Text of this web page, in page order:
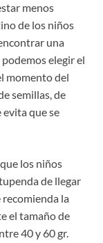
menos
de los niños
una
elegir el
momento del
semillas, de
que se
los niños
de llegar
recomienda la
el tamaño de
40 y 60 gr.